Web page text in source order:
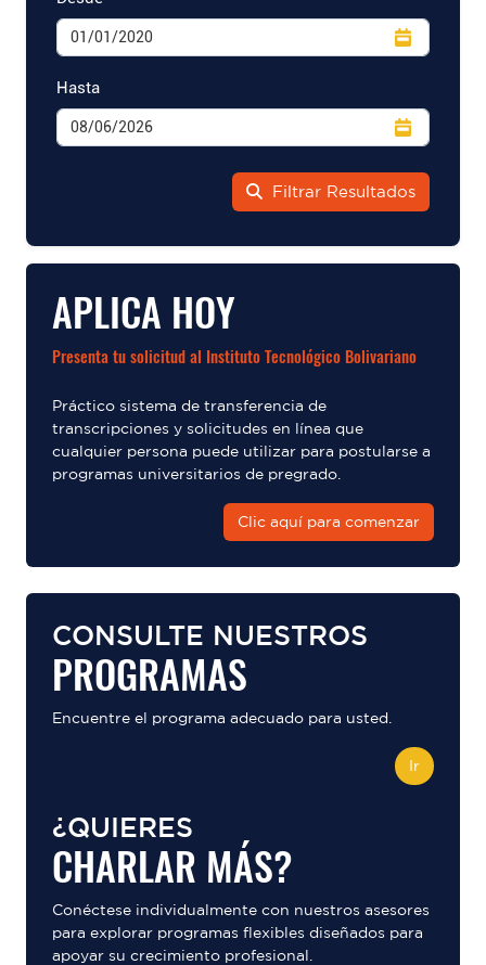
Hasta
Filtrar Resultados
APLICA HOY
Presenta tu solicitud al Instituto Tecnológico Bolivariano
Práctico sistema de transferencia de
transcripciones y solicitudes en línea que
cualquier persona puede utilizar para postularse a
programas universitarios de pregrado.
Clic aquí para comenzar
CONSULTE NUESTROS
PROGRAMAS
Encuentre el programa adecuado para usted.
Ir
¿QUIERES
CHARLAR MÁS?
Conéctese individualmente con nuestros asesores
para explorar programas flexibles diseñados para
apoyar su crecimiento profesional.